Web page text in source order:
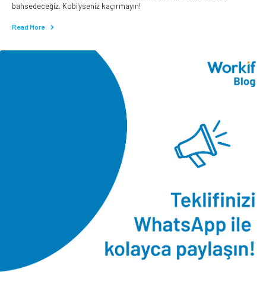
bahsedeceğiz. Kobi'yseniz kaçırmayın!
Read More